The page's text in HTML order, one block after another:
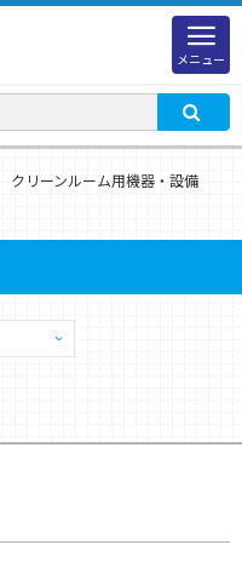
メニュー
クリーンルーム用機器・設備